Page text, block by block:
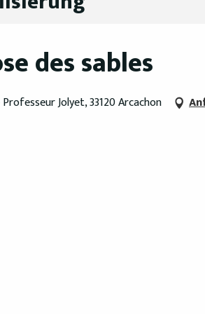
des sables
Professeur Jolyet, 33120 Arcachon